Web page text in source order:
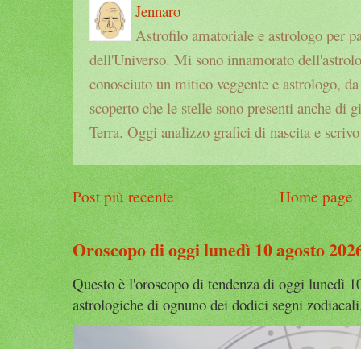
Jennaro
Astrofilo amatoriale e astrologo per
dell'Universo. Mi sono innamorato
conosciuto un mitico veggente e astrologo,
scoperto che le stelle sono presenti anche di
Terra. Oggi analizzo grafici di nascita e
Post più recente Home page
Oroscopo di oggi lunedì 10 agosto
Questo è l'oroscopo di tendenza di oggi lunedì
astrologiche di ognuno dei dodici segni